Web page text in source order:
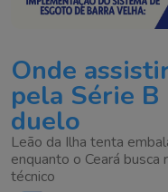
Onde
pela Série
duelo
Leão da Ilha tenta
enquanto o Ceará
técnico